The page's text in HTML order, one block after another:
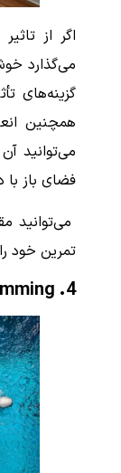
اگر از
می‌گذارد
گزینه‌های
همچنین
می‌توانید
فضای باز
می‌توانید
تمرین خود
4. swimming